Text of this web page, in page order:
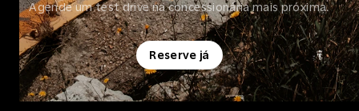
Agende um test drive na concessionária mais próxima.
Reserve já